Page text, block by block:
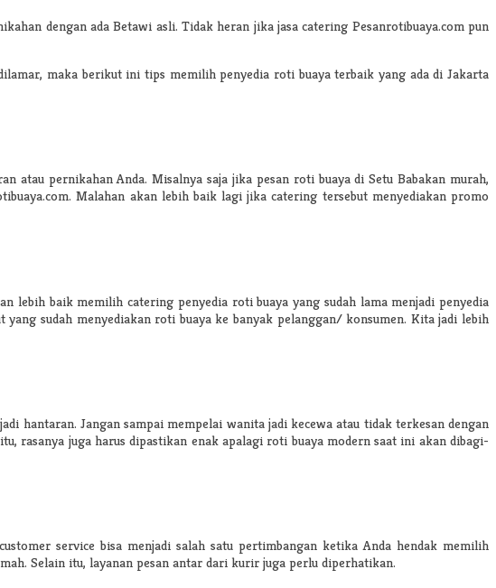
dengan ada Betawi asli. Tidak heran jika jasa catering Pesanrotibuaya.com pun
maka berikut ini tips memilih penyedia roti buaya terbaik yang ada di Jakarta
atau pernikahan Anda. Misalnya saja jika pesan roti buaya di Setu Babakan murah,
Malahan akan lebih baik lagi jika catering tersebut menyediakan promo
lebih baik memilih catering penyedia roti buaya yang sudah lama menjadi penyedia
sudah menyediakan roti buaya ke banyak pelanggan/ konsumen. Kita jadi lebih
hantaran. Jangan sampai mempelai wanita jadi kecewa atau tidak terkesan dengan
rasanya juga harus dipastikan enak apalagi roti buaya modern saat ini akan dibagi-
service bisa menjadi salah satu pertimbangan ketika Anda hendak memilih
Selain itu, layanan pesan antar dari kurir juga perlu diperhatikan.